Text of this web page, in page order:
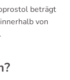
beträgt
von